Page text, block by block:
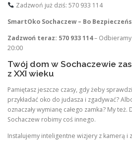
Zadzwoń już dziś: 570 933 114
SmartOko Sochaczew – Bo
Zadzwoń teraz: 570 933 114–
20:00
Twój dom w Sochaczewie
z XXI wieku
Pamiętasz jeszcze czasy, gdy żeby
przykładać oko do judasza i zgadywać?
oznaczały wymianę całego zamka? My
Sochaczew robimy coś innego.
Instalujemy inteligentne wizjery z kamerą i